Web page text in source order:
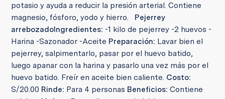
potasio y ayuda a reducir la presión arterial. Contiene
magnesio, fósforo, yodo y hierro. Pejerrey
arrebozadoIngredientes: -1 kilo de pejerrey -2 huevos -
Harina -Sazonador -Aceite Preparación: Lavar bien el
pejerrey, salpimentarlo, pasar por el huevo batido,
luego apanar con la harina y pasarlo una vez más por el
huevo batido. Freír en aceite bien caliente. Costo:
S/20.00 Rinde: Para 4 personas Beneficios: Contiene